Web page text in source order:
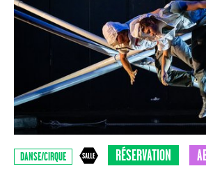
DANSE/CIRQUE RÉSERVATION